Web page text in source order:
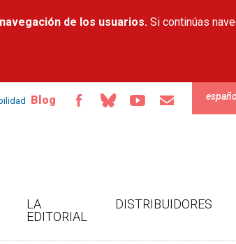
contenidode los usuarios. Si continúas
Blog
LA
EDITORIAL
DISTRIBUIDORES